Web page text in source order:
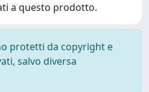
a questo prodotto.
protetti da copyright e
salvo diversa